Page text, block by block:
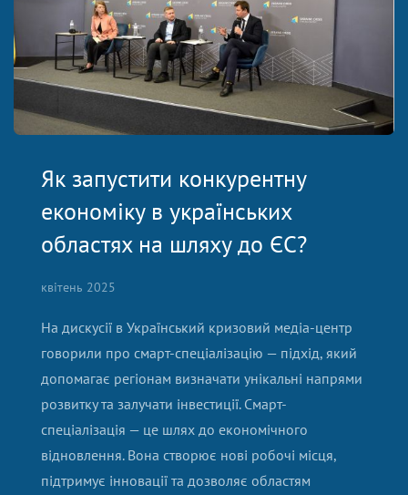
Як запустити конкурентну
економіку в українських
областях на шляху до ЄС?
квітень 2025
На дискусії в Український кризовий медіа-центр
говорили про смарт-спеціалізацію — підхід, який
допомагає регіонам визначати унікальні напрями
розвитку та залучати інвестиції. Смарт-
спеціалізація — це шлях до економічного
відновлення. Вона створює нові робочі місця,
підтримує інновації та дозволяє областям